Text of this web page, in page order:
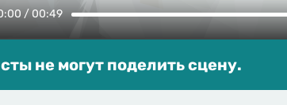
/ 00:49
не могут поделить сцену.